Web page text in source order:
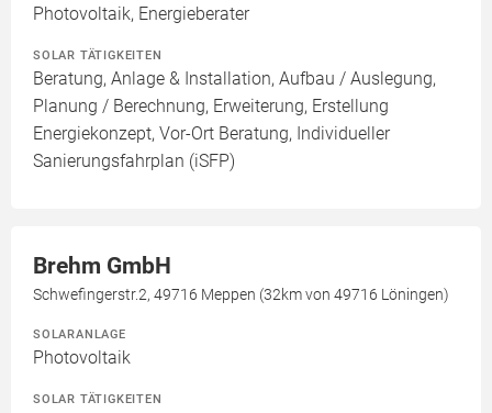
Photovoltaik, Energieberater
SOLAR TÄTIGKEITEN
Beratung, Anlage & Installation, Aufbau / Auslegung,
Planung / Berechnung, Erweiterung, Erstellung
Energiekonzept, Vor-Ort Beratung, Individueller
Sanierungsfahrplan (iSFP)
Brehm GmbH
Schwefingerstr.2, 49716 Meppen (32km von 49716 Löningen)
SOLARANLAGE
Photovoltaik
SOLAR TÄTIGKEITEN